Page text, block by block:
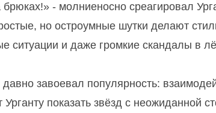
- молниеносно среагировал
но остроумные шутки делают
ситуации и даже громкие скандалы в
завоевал популярность:
показать звёзд с неожиданной